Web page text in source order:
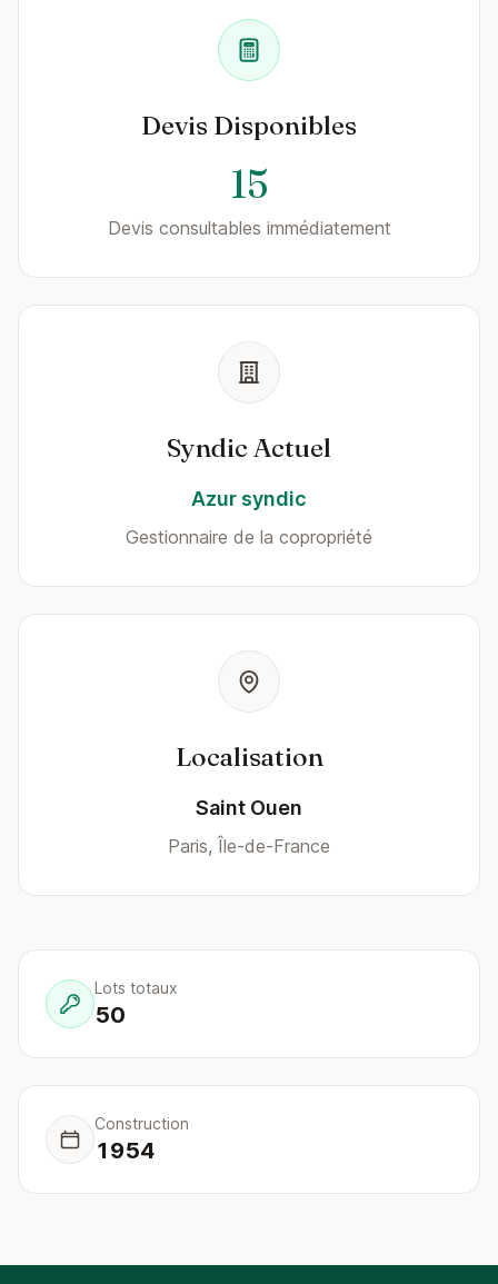
Devis Disponibles
15
Devis consultables immédiatement
Syndic Actuel
Azur syndic
Gestionnaire de la copropriété
Localisation
Saint Ouen
Paris, Île-de-France
Lots totaux
50
Construction
1954